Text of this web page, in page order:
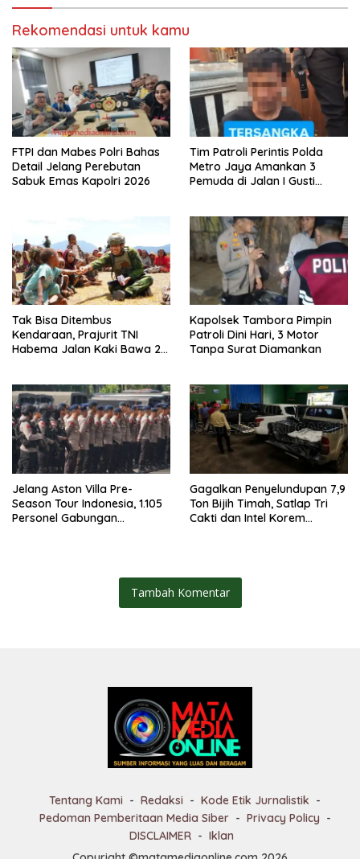
Rekomendasi untuk kamu
FTPI dan Mabes Polri Bahas
Detail Jelang Perebutan
Sabuk Emas Kapolri 2026
Tim Patroli Perintis Polda
Metro Jaya Amankan 3
Pemuda di Jalan I Gusti
Tak Bisa Ditembus
Kendaraan, Prajurit TNI
Habema Jalan Kaki Bawa 2
Kapolsek Tambora Pimpin
Patroli Dini Hari, 3 Motor
Tanpa Surat Diamankan
Jelang Aston Villa Pre-
Season Tour Indonesia, 1.105
Personel Gabungan
Gagalkan Penyelundupan 7,9
Ton Bijih Timah, Satlap Tri
Cakti dan Intel Korem
Tambah Komentar
Tentang Kami Redaksi
Kode Etik Jurnalistik
Pedoman Pemberitaan Media Siber
Privacy Policy
DISCLAIMER
Iklan